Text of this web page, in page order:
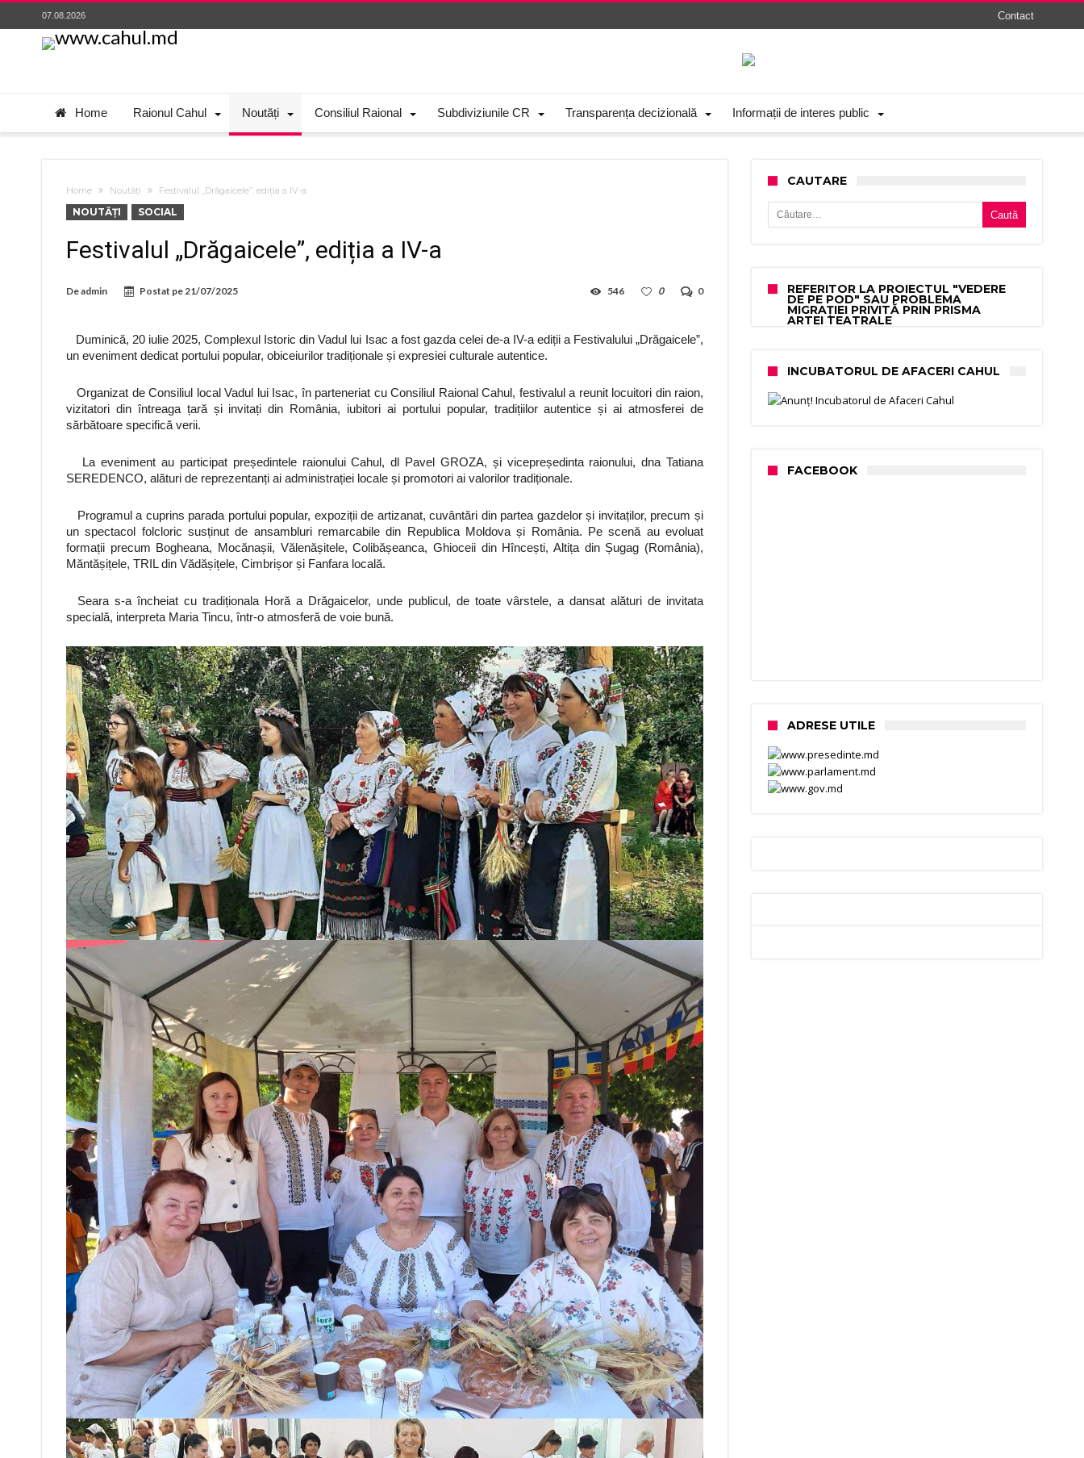
07.08.2026 Contact
Home Raionul Cahul Noutăți Consiliul Raional Subdiviziunile CR Transparența decizională Informații de interes public
Home Noutăți Festivalul „Drăgaicele”, ediția a IV-a
NOUTĂȚI SOCIAL
Festivalul „Drăgaicele”, ediția a IV-a
Deadmin Postat pe21/07/2025 0
0
546
Duminică, 20 iulie 2025, Complexul Istoric din Vadul lui Isac a fost gazda celei de-a IV-a ediții a Festivalului „Drăgaicele”,
un eveniment dedicat portului popular, obiceiurilor tradiționale și expresiei culturale autentice.
Organizat de Consiliul local Vadul lui Isac, în parteneriat cu Consiliul Raional Cahul, festivalul a reunit locuitori din raion,
vizitatori din întreaga țară și invitați din România, iubitori ai portului popular, tradițiilor autentice și ai atmosferei de
sărbătoare specifică verii.
La eveniment au participat președintele raionului Cahul, dl Pavel GROZA, și vicepreședinta raionului, dna Tatiana
SEREDENCO, alături de reprezentanți ai administrației locale și promotori ai valorilor tradiționale.
Programul a cuprins parada portului popular, expoziții de artizanat, cuvântări din partea gazdelor și invitaților, precum și
un spectacol folcloric susținut de ansambluri remarcabile din Republica Moldova și România. Pe scenă au evoluat
formații precum Bogheana, Mocănașii, Vălenășitele, Colibășeanca, Ghioceii din Hîncești, Altița din Șugag (România),
Măntășițele, TRIL din Vădășițele, Cimbrișor și Fanfara locală.
Seara s-a încheiat cu tradiționala Horă a Drăgaicelor, unde publicul, de toate vârstele, a dansat alături de invitata
specială, interpreta Maria Tincu, într-o atmosferă de voie bună.
CAUTARE
Caută după:
REFERITOR LA PROIECTUL "VEDERE
DE PE POD" SAU PROBLEMA
MIGRAȚIEI PRIVITĂ PRIN PRISMA
ARTEI TEATRALE
INCUBATORUL DE AFACERI CAHUL
FACEBOOK
ADRESE UTILE